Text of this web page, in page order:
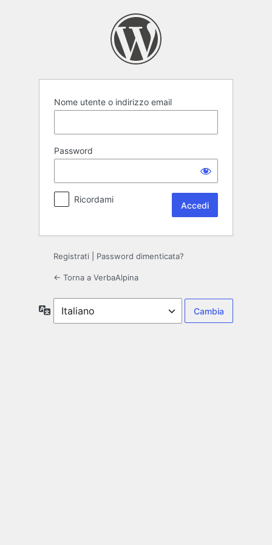
Nome utente o indirizzo email
Password
Ricordami
Registrati Password dimenticata?
← Torna a VerbaAlpina
Lingua